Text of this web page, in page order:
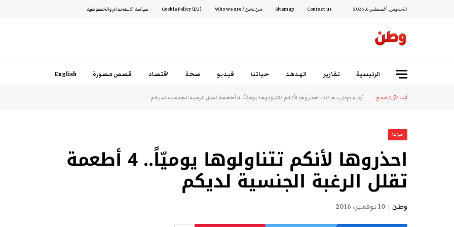
الخميس, أغسطس 6, 2026 Contact us
Sitemap من نحن / Who we are Cookie Policy (EU) سياسة الاستخدام والخصوصية
الرئيسية تقارير الهدهد حياتنا فيديو صحة اقتصاد قصص مصورة English
أنت الآن تتصفح: أرشيف وطن»حياتنا»احذروها لأنكم تتناولوها يوميّاً.. 4 أطعمة تقلل الرغبة الجنسية لديكم
حياتنا
احذروها لأنكم تتناولوها يوميّاً.. 4 أطعمة
تقلل الرغبة الجنسية لديكم
وطن 10 نوفمبر، 2016